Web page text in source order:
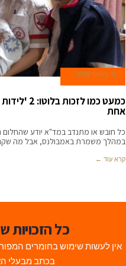
15 בינואר 2018
כמעט כמו
אחת
כל חובש או מתנדב במד"א יודע שהחלום
במהלך משמרת באמבולנס, אבל מה
קרא עוד ←
כל הזכויות
אין לעשות שימוש בחומרים
בכתב מבעלי